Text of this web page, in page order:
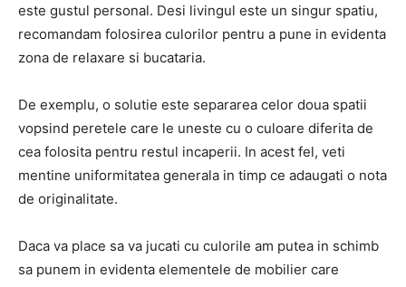
este gustul personal. Desi livingul este un singur spatiu,
recomandam folosirea culorilor pentru a pune in evidenta
zona de relaxare si bucataria.
De exemplu, o solutie este separarea celor doua spatii
vopsind peretele care le uneste cu o culoare diferita de
cea folosita pentru restul incaperii. In acest fel, veti
mentine uniformitatea generala in timp ce adaugati o nota
de originalitate.
Daca va place sa va jucati cu culorile am putea in schimb
sa punem in evidenta elementele de mobilier care